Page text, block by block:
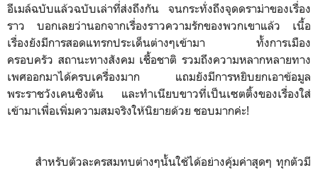
อีเมล์ฉบับแล้วฉบับเล่าที่ส่งถึงกัน จนกระทั่งถึงจุดดราม่าของเรื่อง
ราว บอกเลยว่านอกจากเรื่องราวความรักของพวกเขาแล้ว เนื้อ
เรื่องยังมีการสอดแทรกประเด็นต่างๆเข้ามา ทั้งการเมือง
ครอบครัว สถานะทางสังคม เชื้อชาติ รวมถึงความหลากหลายทาง
เพศออกมาได้ครบเครื่องมาก แถมยังมีการหยิบยกเอาข้อมูล
พระราชวังเคนซิงตัน และทำเนียบขาวที่เป็นเซตติ้งของเรื่องใส่
เข้ามาเพื่อเพิ่มความสมจริงให้นิยายด้วย ชอบมากค่ะ!
สำหรับตัวละครสมทบต่างๆนั้นใช้ได้อย่างคุ้มค่าสุดๆ ทุกตัวมี